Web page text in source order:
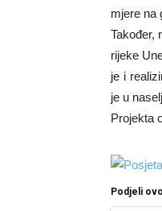
mjere na
Također,
rijeke
je i
je u
Projekta
Podjeli